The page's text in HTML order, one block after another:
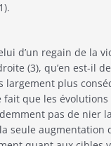
d’un regain de la
(3), qu’en est-il
plus
fait que les
pas de nier
seule